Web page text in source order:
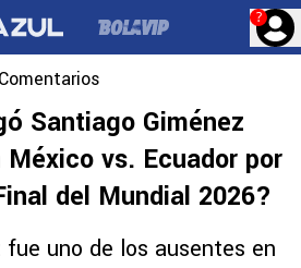
?
Comentarios
Santiago Giménez
vs. Ecuador por
del Mundial 2026?
fue uno de los ausentes en